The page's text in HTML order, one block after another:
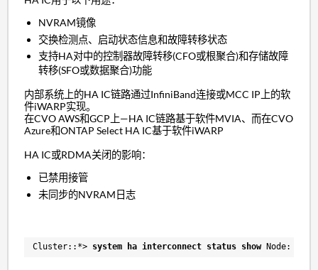
NVRAM镜像
交换检测点、启动状态信息和故障转移状态
支持HA对中的控制器故障转移(CFO或根聚合)和存储故障
转移(SFO或数据聚合)功能
内部系统上的HA IC链路通过InfiniBand连接或MCC IP上的软
件iWARP实现。
在CVO AWS和GCP上—HA IC链路基于软件MVIA、而在CVO
Azure和ONTAP Select HA IC基于软件iWARP
HA IC或RDMA关闭的影响：
已禁用接管
未同步的NVRAM日志
Cluster::*> system ha interconnect status show Node: